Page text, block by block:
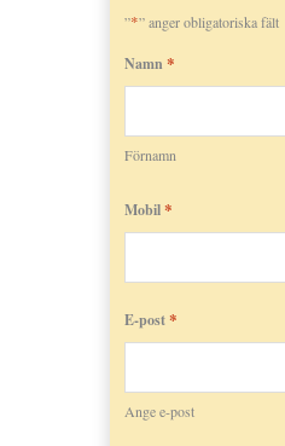
”*” anger obligatoriska fält
Namn *
Förnamn
Mobil *
E-post *
Ange e-post